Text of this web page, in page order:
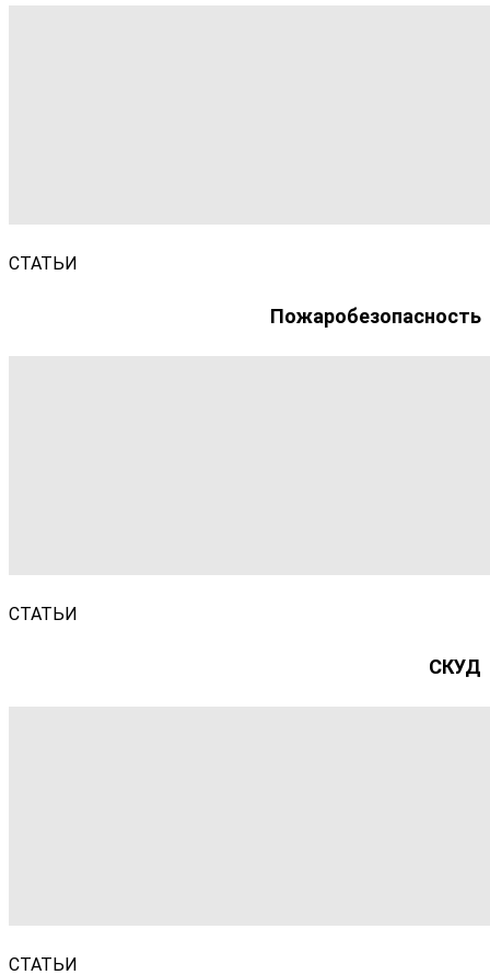
СТАТЬИ
Пожаробезопасность
СТАТЬИ
СКУД
СТАТЬИ